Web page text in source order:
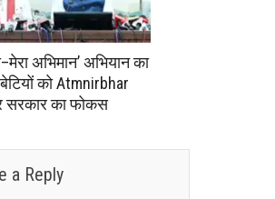
अभिमान’ अभियान का
को Atmnirbhar
सरकार का फोकस
a Reply